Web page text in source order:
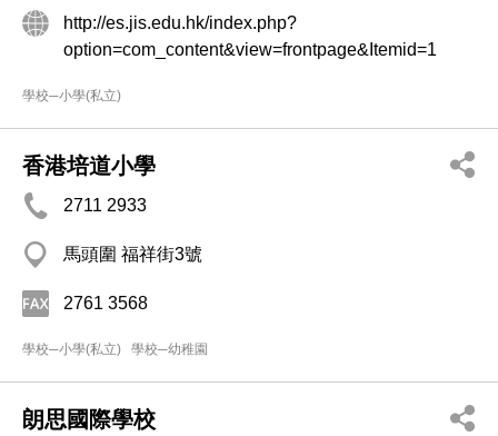
http://es.jis.edu.hk/index.php?
option=com_content&view=frontpage&Itemid=1
學校─小學(私立)
香港培道小學
2711 2933
馬頭圍 福祥街3號
2761 3568
學校─小學(私立) 學校─幼稚園
朗思國際學校